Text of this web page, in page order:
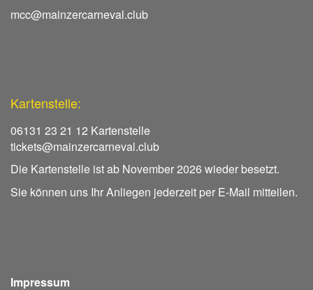
mcc@mainzercarneval.club
Kartenstelle:
06131 23 21 12 Kartenstelle
tickets@mainzercarneval.club
Die Kartenstelle ist ab November 2026 wieder besetzt.
Sie können uns Ihr Anliegen jederzeit per E-Mail mitteilen.
Impressum